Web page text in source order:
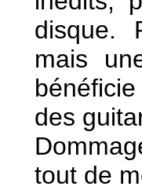
disque.
mais
des
tout de